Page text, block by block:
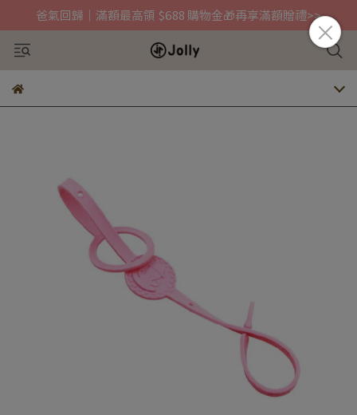
爸氣回歸｜滿額最高領 $688 購物金🎁再享滿額贈禮>>